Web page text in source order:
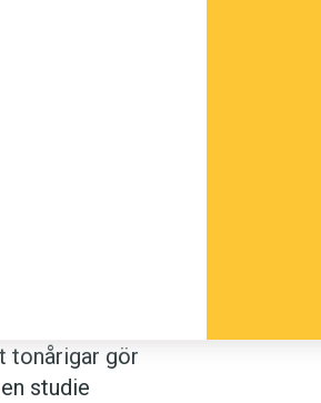
tonårigar gör
studie